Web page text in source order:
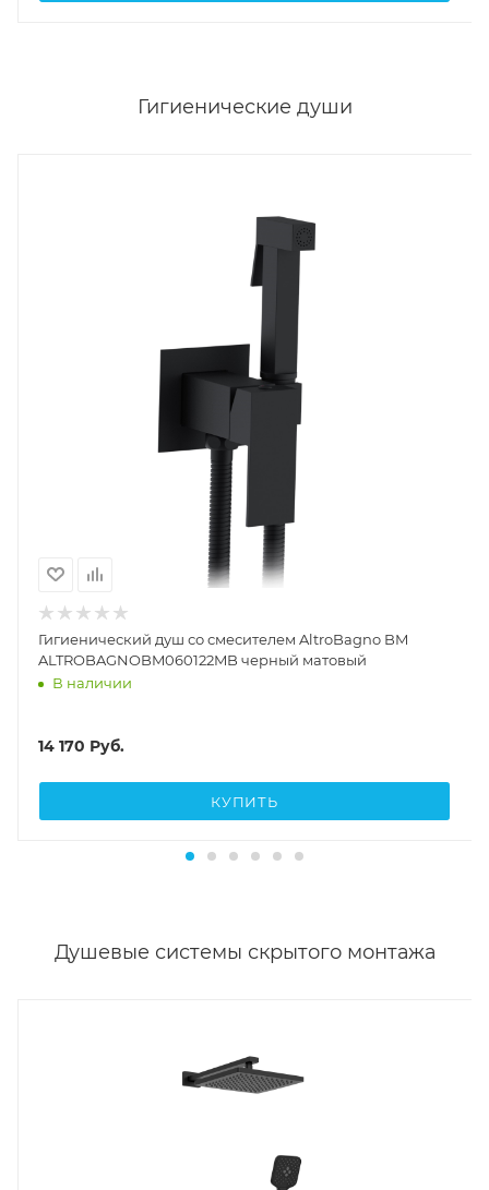
Гигиенические души
Гигиенический душ со смесителем AltroBagno BM
ALTROBAGNOBM060122MB черный матовый
В наличии
14 170 Руб.
КУПИТЬ
Душевые системы скрытого монтажа